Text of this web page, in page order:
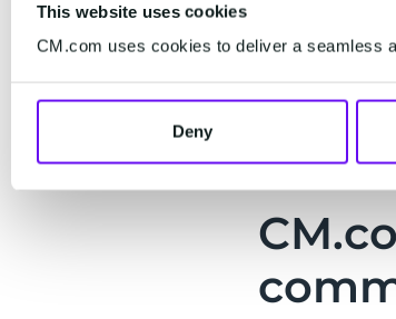
This website uses cookies
CM.com uses cookies to deliver a seamless
Deny Sam